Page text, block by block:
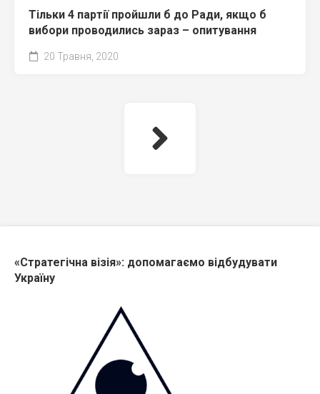
Тільки 4 партії пройшли б до Ради, якщо б
вибори проводились зараз – опитування
20 Травня, 2020
«Стратегічна візія»: допомагаємо відбудувати
Україну